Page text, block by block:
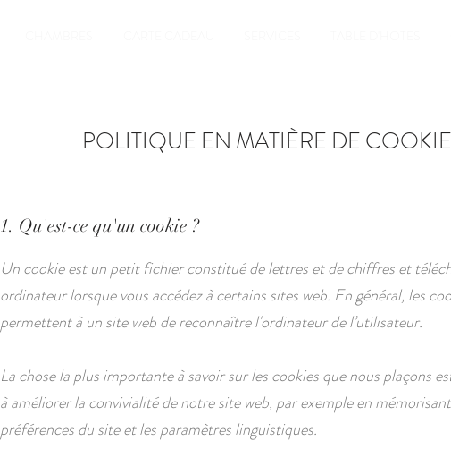
POLITIQUE EN MATIÈRE DE
1. Qu'est-ce qu'un cookie ?
Un cookie est un petit fichier constitué de lettres et de chiffres et
ordinateur lorsque vous accédez à certains sites web. En général, les
permettent à un site web de reconnaître l'ordinateur de l’utilisateur.
La chose la plus importante à savoir sur les cookies que nous plaçons
à améliorer la convivialité de notre site web, par exemple en
préférences du site et les paramètres linguistiques.